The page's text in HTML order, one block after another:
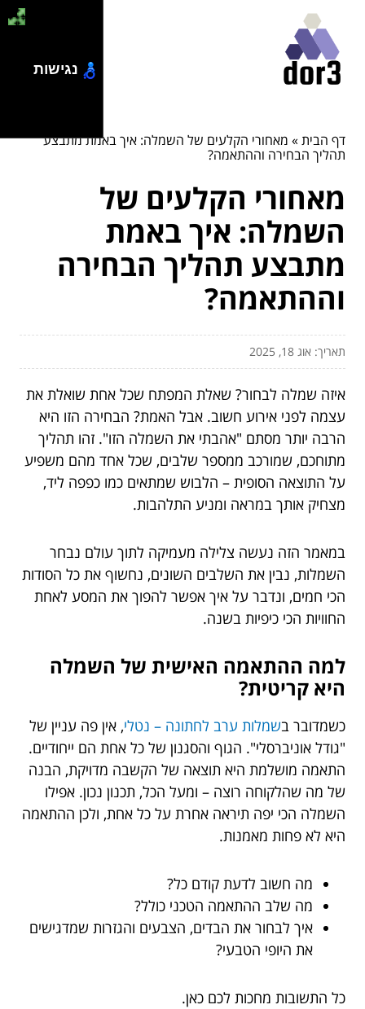
דף הבית» מאחורי הקלעים של השמלה: איך באמת מתבצע
תהליך הבחירה וההתאמה?
מאחורי הקלעים של
השמלה: איך באמת
מתבצע תהליך הבחירה
וההתאמה?
תאריך: אוג 18, 2025
איזה שמלה לבחור? שאלת המפתח שכל אחת שואלת את
עצמה לפני אירוע חשוב. אבל האמת? הבחירה הזו היא
הרבה יותר מסתם "אהבתי את השמלה הזו". זהו תהליך
מתוחכם, שמורכב ממספר שלבים, שכל אחד מהם משפיע
על התוצאה הסופית – הלבוש שמתאים כמו כפפה ליד,
מצחיק אותך במראה ומניע התלהבות.
במאמר הזה נעשה צלילה מעמיקה לתוך עולם נבחר
השמלות, נבין את השלבים השונים, נחשוף את כל הסודות
הכי חמים, ונדבר על איך אפשר להפוך את המסע לאחת
החוויות הכי כיפיות בשנה.
למה ההתאמה האישית של השמלה
היא קריטית?
כשמדובר בשמלות ערב לחתונה – נטלי, אין פה עניין של
"גודל אוניברסלי". הגוף והסגנון של כל אחת הם ייחודיים.
התאמה מושלמת היא תוצאה של הקשבה מדויקת, הבנה
של מה שהלקוחה רוצה – ומעל הכל, תכנון נכון. אפילו
השמלה הכי יפה תיראה אחרת על כל אחת, ולכן ההתאמה
היא לא פחות מאמנות.
מה חשוב לדעת קודם כל?
מה שלב ההתאמה הטכני כולל?
איך לבחור את הבדים, הצבעים והגזרות שמדגישים
את היופי הטבעי?
כל התשובות מחכות לכם כאן.
נגישות